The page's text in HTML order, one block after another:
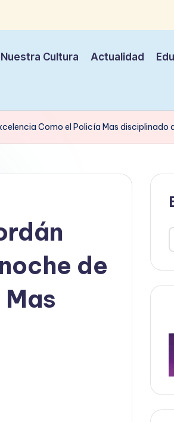
Nuestra Cultura Actualidad
Como el Policía Mas disciplinado
de